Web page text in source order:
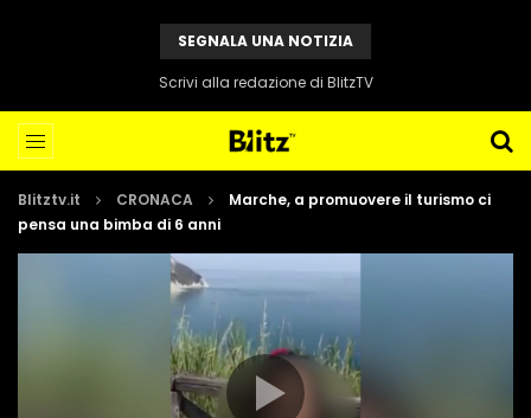
SEGNALA UNA NOTIZIA
Scrivi alla redazione di BlitzTV
Blitztv.it CRONACA
Marche, a promuovere il turismo ci
pensa una bimba di 6 anni